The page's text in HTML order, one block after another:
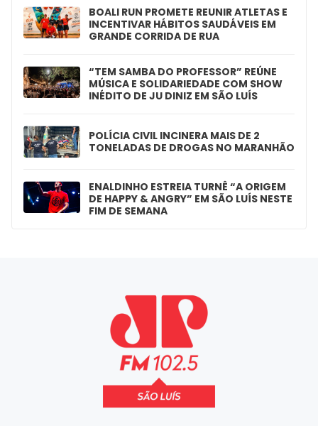
BOALI RUN PROMETE REUNIR ATLETAS E
INCENTIVAR HÁBITOS SAUDÁVEIS EM
GRANDE CORRIDA DE RUA
“TEM SAMBA DO PROFESSOR” REÚNE
MÚSICA E SOLIDARIEDADE COM SHOW
INÉDITO DE JU DINIZ EM SÃO LUÍS
POLÍCIA CIVIL INCINERA MAIS DE 2
TONELADAS DE DROGAS NO MARANHÃO
ENALDINHO ESTREIA TURNÊ “A ORIGEM
DE HAPPY & ANGRY” EM SÃO LUÍS NESTE
FIM DE SEMANA